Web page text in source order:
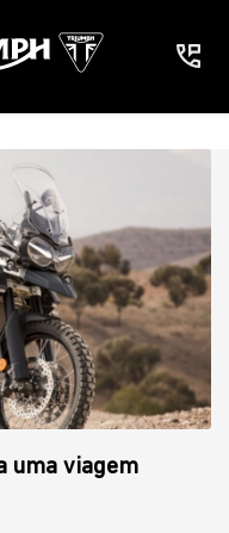
uma viagem